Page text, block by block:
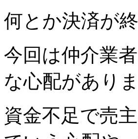
何とか決済が
今回は仲介業
な心配がありま
資金不足で売